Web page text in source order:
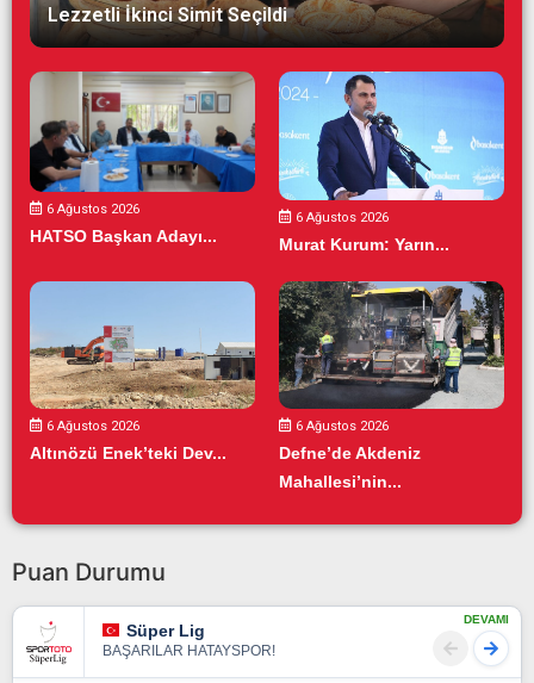
Lezzetli İkinci Simit Seçildi
6 Ağustos 2026
HATSO Başkan Adayı...
6 Ağustos 2026
Murat Kurum: Yarın...
6 Ağustos 2026
Altınözü Enek’teki Dev...
6 Ağustos 2026
Defne’de Akdeniz
Mahallesi’nin...
Puan Durumu
Süper Lig
BAŞARILAR HATAYSPOR!
DEVAMI